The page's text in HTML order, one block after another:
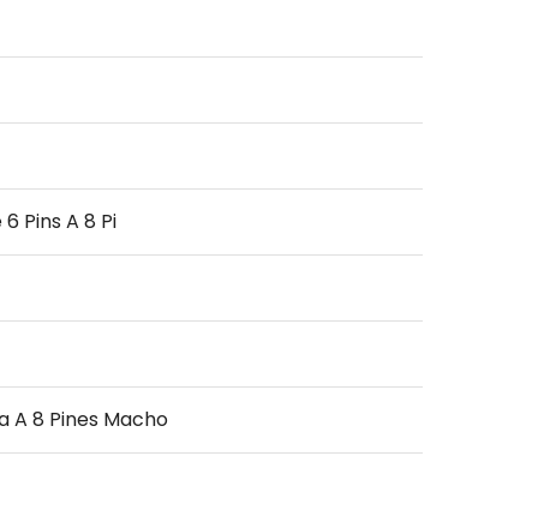
Pins A 8 Pi
A 8 Pines Macho